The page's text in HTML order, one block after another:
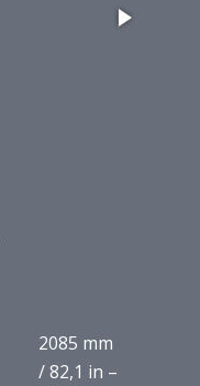
2085 mm
/ 82,1 in –